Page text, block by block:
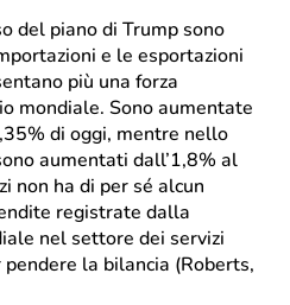
del piano di Trump sono
e le esportazioni
più una forza
mondiale. Sono aumentate
di oggi, mentre nello
aumentati dall’1,8% al
non ha di per sé alcun
registrate dalla
nel settore dei servizi
la bilancia (Roberts,